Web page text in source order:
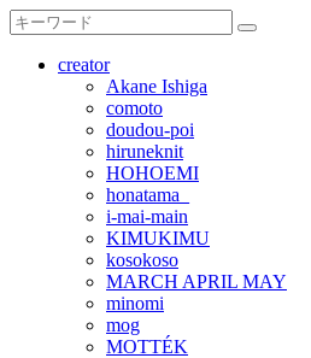
creator
Akane Ishiga
comoto
doudou-poi
hiruneknit
HOHOEMI
honatama_
i-mai-main
KIMUKIMU
kosokoso
MARCH APRIL MAY
minomi
mog
MOTTÉK